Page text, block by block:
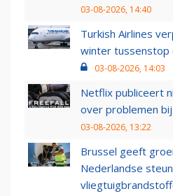
03-08-2026, 14:40
Turkish Airlines
winter tussenstop
03-08-2026, 14:03
Netflix publiceert
over problemen
03-08-2026, 13:22
Brussel geeft
Nederlandse